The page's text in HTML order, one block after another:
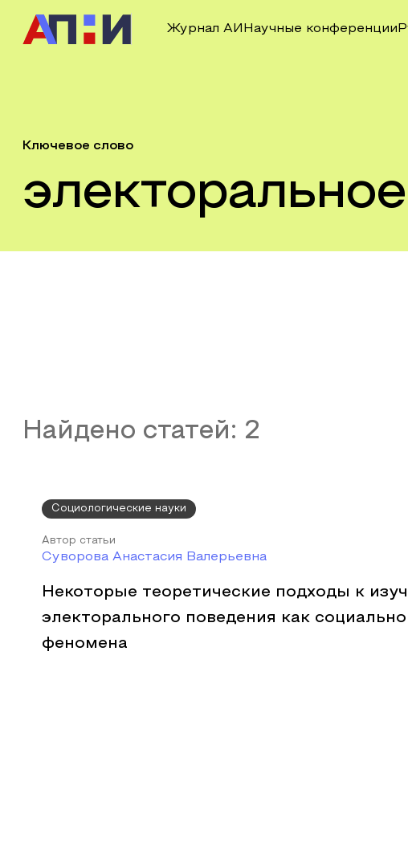
Журнал АИ Научные конференции
Ключевое слово
Найдено статей: 2
Социологические науки
Автор статьи
Суворова Анастасия Валерьевна
Некоторые теоретические подходы к
электорального поведения как
феномена